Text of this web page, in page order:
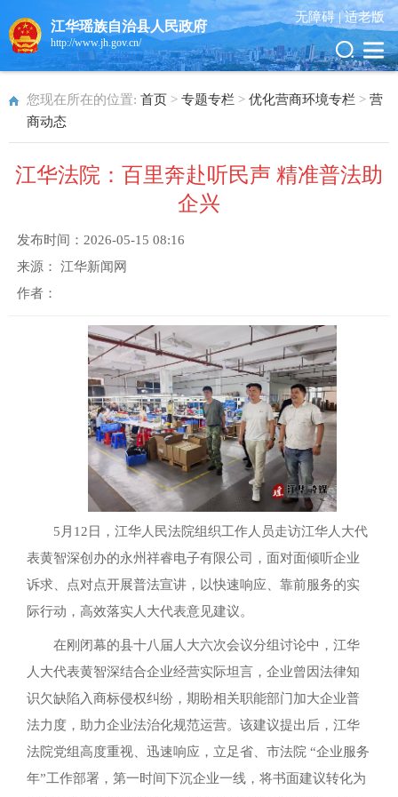
江华瑶族自治县人民政府
http://www.jh.gov.cn/
无障碍 |适老版
您现在所在的位置: 首页 > 专题专栏 > 优化营商环境专栏 > 营
商动态
江华法院：百里奔赴听民声 精准普法助
企兴
发布时间： 2026-05-15 08:16
来源： 江华新闻网
作者：
5月12日，江华人民法院组织工作人员走访江华人大代
表黄智深创办的永州祥睿电子有限公司，面对面倾听企业
诉求、点对点开展普法宣讲，以快速响应、靠前服务的实
际行动，高效落实人大代表意见建议。
在刚闭幕的县十八届人大六次会议分组讨论中，江华
人大代表黄智深结合企业经营实际坦言，企业曾因法律知
识欠缺陷入商标侵权纠纷，期盼相关职能部门加大企业普
法力度，助力企业法治化规范运营。该建议提出后，江华
法院党组高度重视、迅速响应，立足省、市法院 “企业服务
年”工作部署，第一时间下沉企业一线，将书面建议转化为